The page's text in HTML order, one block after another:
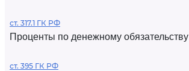
ст. 317.1 ГК РФ
Проценты по денежному обязательству
ст. 395 ГК РФ